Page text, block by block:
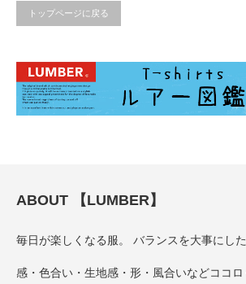
トップページに戻る
ABOUT 【LUMBER】
毎日が楽しくなる服。 バランスを大事にし
感・色合い・生地感・形・風合いなどココ